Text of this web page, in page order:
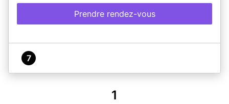
Prendre rendez-vous
7
1